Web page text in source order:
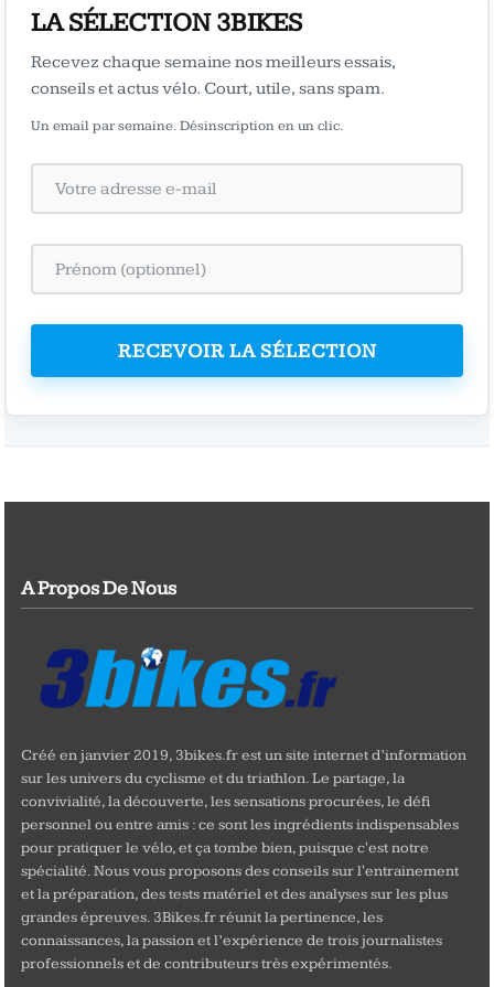
LA SÉLECTION 3BIKES
Recevez chaque semaine nos meilleurs essais,
conseils et actus vélo. Court, utile, sans spam.
Un email par semaine. Désinscription en un clic.
RECEVOIR LA SÉLECTION
A Propos De Nous
Créé en janvier 2019, 3bikes.fr est un site internet d’information
sur les univers du cyclisme et du triathlon. Le partage, la
convivialité, la découverte, les sensations procurées, le défi
personnel ou entre amis : ce sont les ingrédients indispensables
pour pratiquer le vélo, et ça tombe bien, puisque c'est notre
spécialité. Nous vous proposons des conseils sur l'entrainement
et la préparation, des tests matériel et des analyses sur les plus
grandes épreuves. 3Bikes.fr réunit la pertinence, les
connaissances, la passion et l’expérience de trois journalistes
professionnels et de contributeurs très expérimentés.